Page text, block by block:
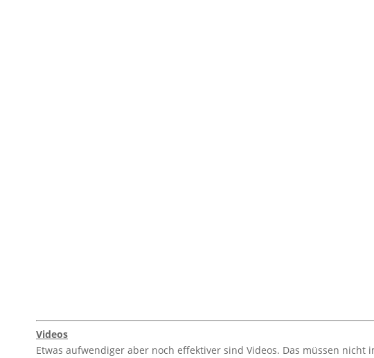
Videos
Etwas aufwendiger aber noch effektiver sind Videos. Das müssen